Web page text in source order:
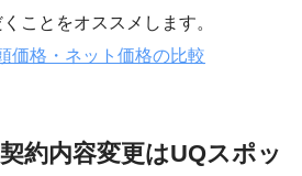
ことをオススメします。
価格・ネット価格の比較
約内容変更はUQスポッ